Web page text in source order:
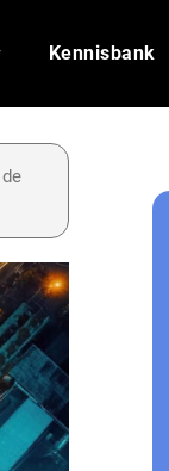
Kennisbank